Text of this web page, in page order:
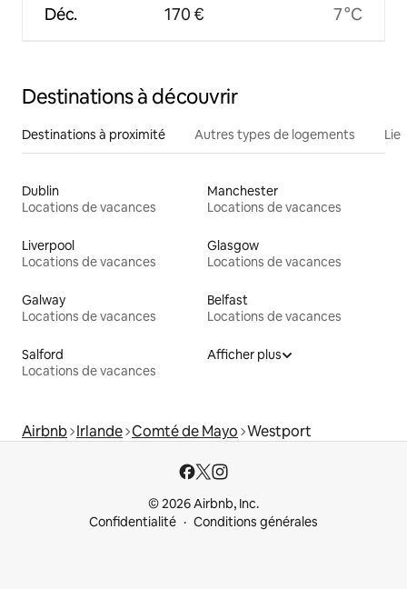
Déc. 170 € 7 °C
Destinations à découvrir
Destinations à proximité Autres types de logements
Dublin
Locations de vacances
Manchester
Locations de vacances
Liverpool
Locations de vacances
Glasgow
Locations de vacances
Galway
Locations de vacances
Belfast
Locations de vacances
Salford
Locations de vacances
Afficher plus
Airbnb Irlande Comté de Mayo Westport
© 2026 Airbnb, Inc.
Confidentialité
Conditions générales